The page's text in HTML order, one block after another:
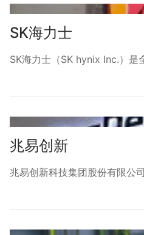
SK海力士
SK海力士（SK hynix Inc.）是
兆易创新
兆易创新科技集团股份有限公